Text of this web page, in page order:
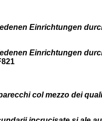
Einrichtungen
Einrichtungen
col mezzo dei